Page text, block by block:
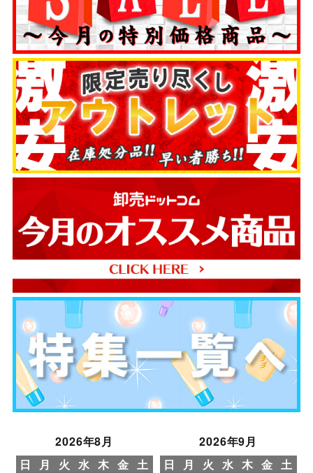
2026年8月
日
月 火 水 木 金 土
2026年9月
日
月 火 水 木 金 土